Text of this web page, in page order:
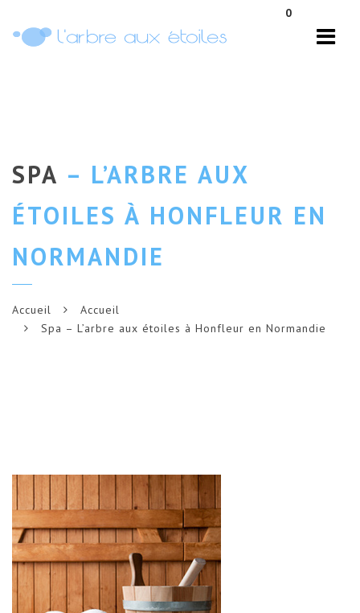
0
SPA – L’ARBRE AUX
ÉTOILES À HONFLEUR EN
NORMANDIE
Accueil
Accueil
Spa – L’arbre aux étoiles à Honfleur en Normandie